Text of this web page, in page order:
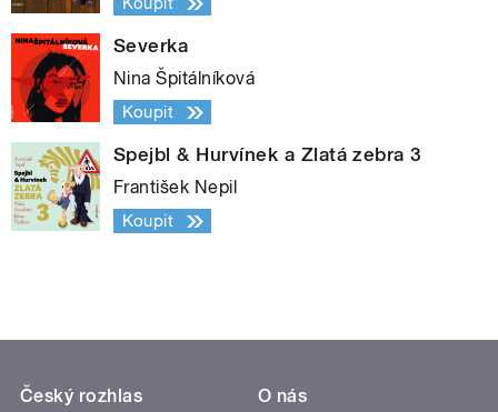
Severka
Nina Špitálníková
Koupit
Spejbl & Hurvínek a Zlatá zebra 3
František Nepil
Koupit
Český rozhlas
O nás